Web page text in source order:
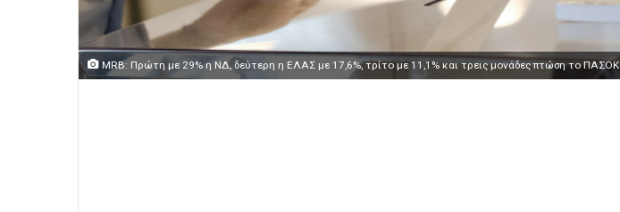
MRB: Πρώτη με 29% η ΝΔ, δεύτερη η ΕΛΑΣ με 17,6%, τρίτο με 11,1% και τρεις μονάδες πτώση το ΠΑΣΟΚ